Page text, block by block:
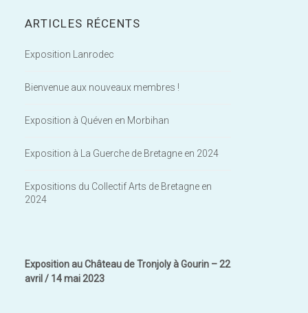
ARTICLES RÉCENTS
Exposition Lanrodec
Bienvenue aux nouveaux membres !
Exposition à Quéven en Morbihan
Exposition à La Guerche de Bretagne en 2024
Expositions du Collectif Arts de Bretagne en
2024
Exposition au Château de Tronjoly à Gourin – 22
avril / 14 mai 2023